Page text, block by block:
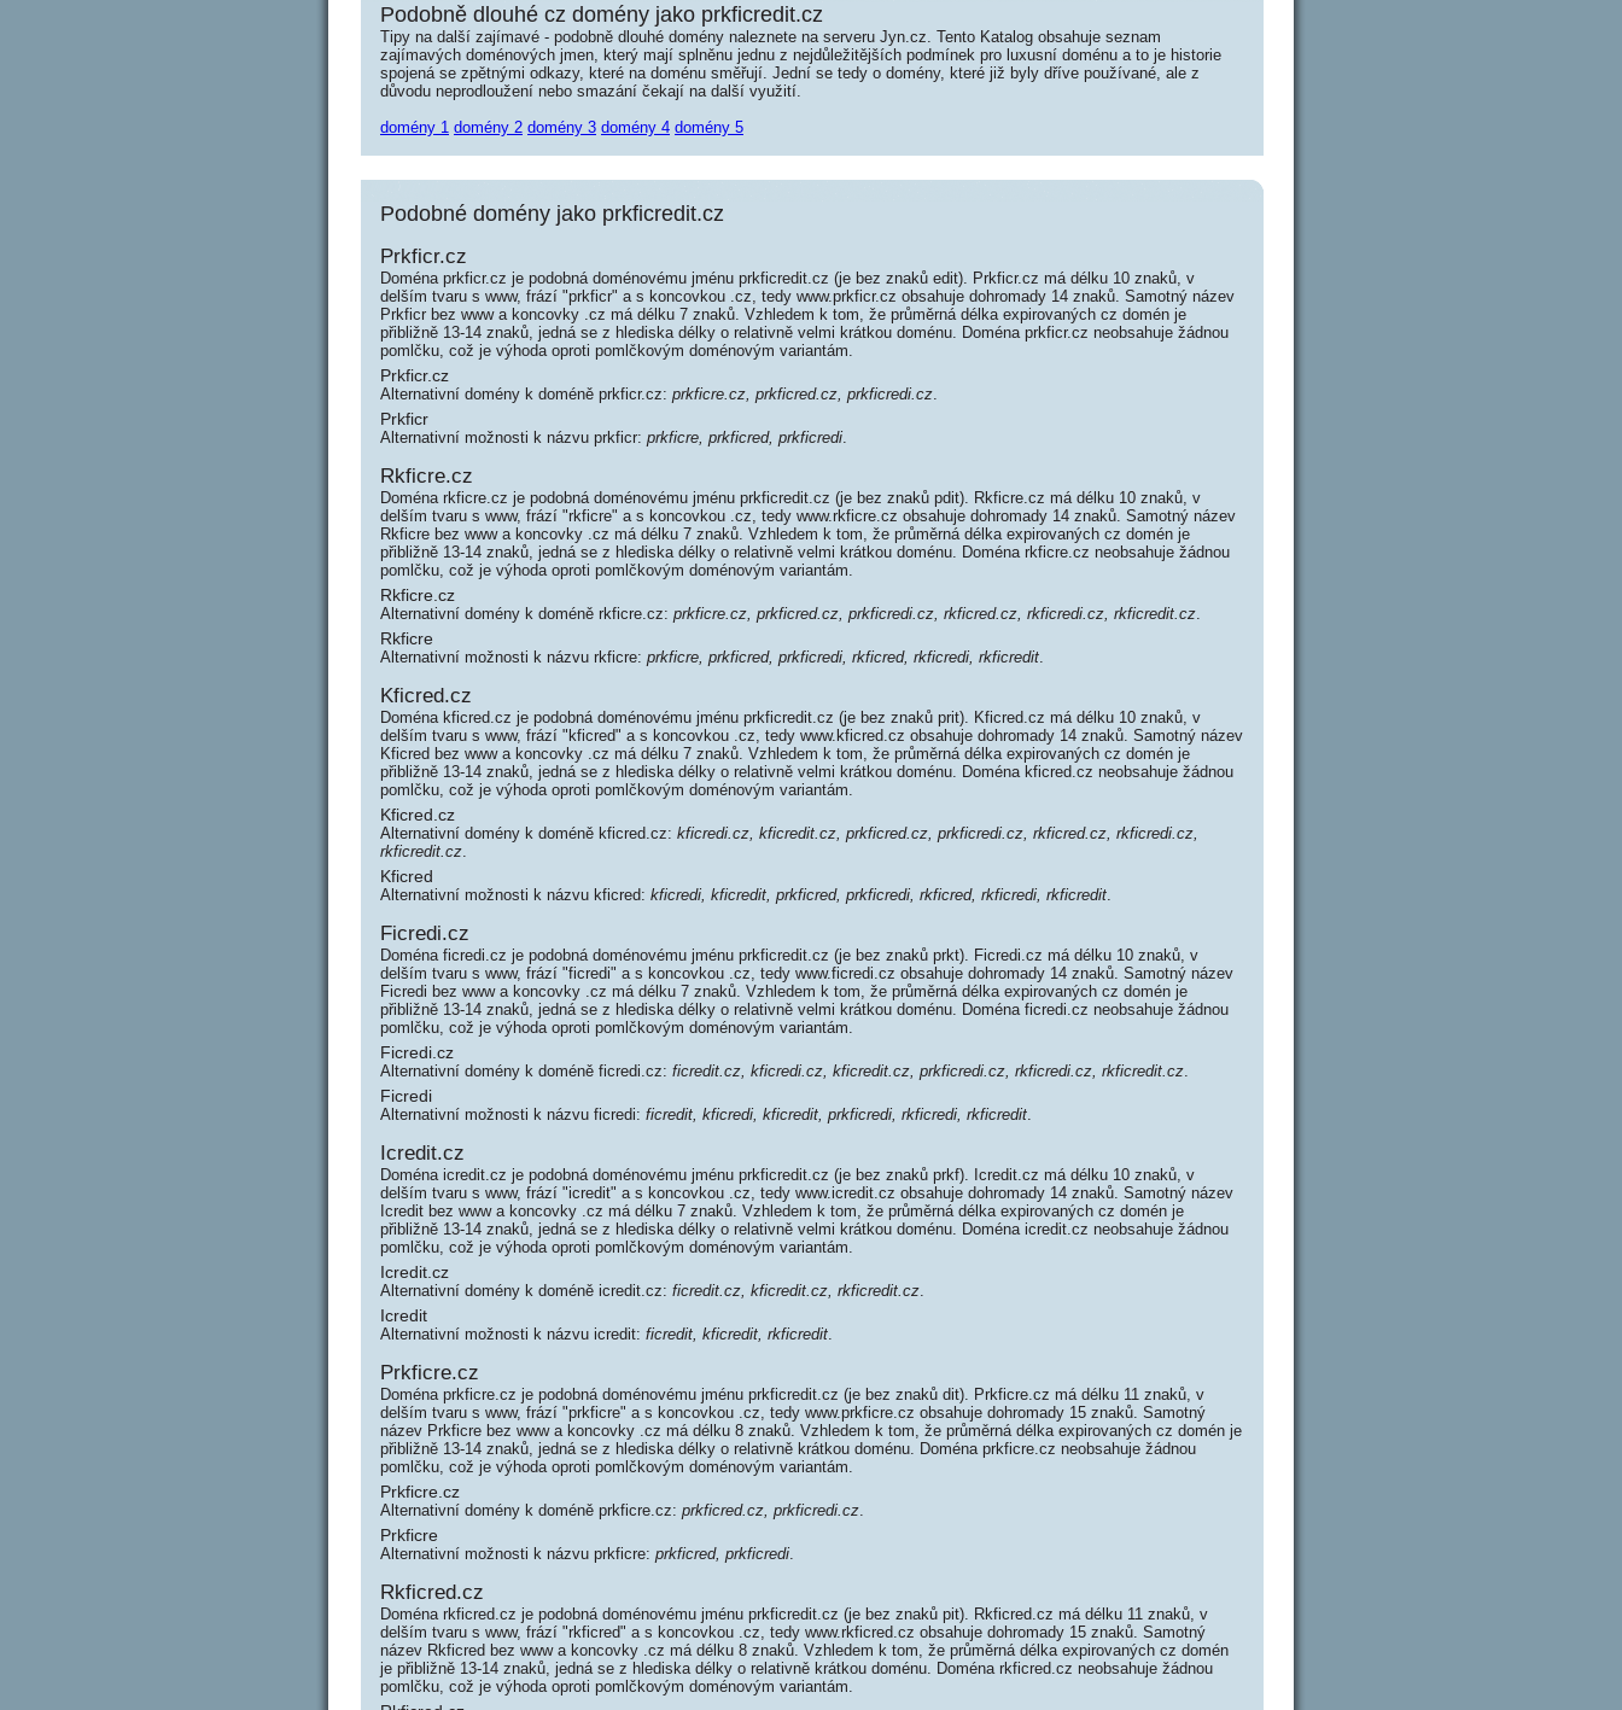
Podobně dlouhé cz domény jako prkficredit.cz
Tipy na další zajímavé - podobně dlouhé domény naleznete na serveru Jyn.cz. Tento Katalog obsahuje seznam
zajímavých doménových jmen, který mají splněnu jednu z nejdůležitějších podmínek pro luxusní doménu a to je historie
spojená se zpětnými odkazy, které na doménu směřují. Jední se tedy o domény, které již byly dříve používané, ale z
důvodu neprodloužení nebo smazání čekají na další využití.
domény 1 domény 2 domény 3 domény 4 domény 5
Podobné domény jako prkficredit.cz
Prkficr.cz
Doména prkficr.cz je podobná doménovému jménu prkficredit.cz (je bez znaků edit). Prkficr.cz má délku 10 znaků, v
delším tvaru s www, frází "prkficr" a s koncovkou .cz, tedy www.prkficr.cz obsahuje dohromady 14 znaků. Samotný název
Prkficr bez www a koncovky .cz má délku 7 znaků. Vzhledem k tom, že průměrná délka expirovaných cz domén je
přibližně 13-14 znaků, jedná se z hlediska délky o relativně velmi krátkou doménu. Doména prkficr.cz neobsahuje žádnou
pomlčku, což je výhoda oproti pomlčkovým doménovým variantám.
Prkficr.cz
Alternativní domény k doméně prkficr.cz: prkficre.cz, prkficred.cz, prkficredi.cz.
Prkficr
Alternativní možnosti k názvu prkficr: prkficre, prkficred, prkficredi.
Rkficre.cz
Doména rkficre.cz je podobná doménovému jménu prkficredit.cz (je bez znaků pdit). Rkficre.cz má délku 10 znaků, v
delším tvaru s www, frází "rkficre" a s koncovkou .cz, tedy www.rkficre.cz obsahuje dohromady 14 znaků. Samotný název
Rkficre bez www a koncovky .cz má délku 7 znaků. Vzhledem k tom, že průměrná délka expirovaných cz domén je
přibližně 13-14 znaků, jedná se z hlediska délky o relativně velmi krátkou doménu. Doména rkficre.cz neobsahuje žádnou
pomlčku, což je výhoda oproti pomlčkovým doménovým variantám.
Rkficre.cz
Alternativní domény k doméně rkficre.cz: prkficre.cz, prkficred.cz, prkficredi.cz, rkficred.cz, rkficredi.cz, rkficredit.cz.
Rkficre
Alternativní možnosti k názvu rkficre: prkficre, prkficred, prkficredi, rkficred, rkficredi, rkficredit.
Kficred.cz
Doména kficred.cz je podobná doménovému jménu prkficredit.cz (je bez znaků prit). Kficred.cz má délku 10 znaků, v
delším tvaru s www, frází "kficred" a s koncovkou .cz, tedy www.kficred.cz obsahuje dohromady 14 znaků. Samotný název
Kficred bez www a koncovky .cz má délku 7 znaků. Vzhledem k tom, že průměrná délka expirovaných cz domén je
přibližně 13-14 znaků, jedná se z hlediska délky o relativně velmi krátkou doménu. Doména kficred.cz neobsahuje žádnou
pomlčku, což je výhoda oproti pomlčkovým doménovým variantám.
Kficred.cz
Alternativní domény k doméně kficred.cz: kficredi.cz, kficredit.cz, prkficred.cz, prkficredi.cz, rkficred.cz, rkficredi.cz,
rkficredit.cz.
Kficred
Alternativní možnosti k názvu kficred: kficredi, kficredit, prkficred, prkficredi, rkficred, rkficredi, rkficredit.
Ficredi.cz
Doména ficredi.cz je podobná doménovému jménu prkficredit.cz (je bez znaků prkt). Ficredi.cz má délku 10 znaků, v
delším tvaru s www, frází "ficredi" a s koncovkou .cz, tedy www.ficredi.cz obsahuje dohromady 14 znaků. Samotný název
Ficredi bez www a koncovky .cz má délku 7 znaků. Vzhledem k tom, že průměrná délka expirovaných cz domén je
přibližně 13-14 znaků, jedná se z hlediska délky o relativně velmi krátkou doménu. Doména ficredi.cz neobsahuje žádnou
pomlčku, což je výhoda oproti pomlčkovým doménovým variantám.
Ficredi.cz
Alternativní domény k doméně ficredi.cz: ficredit.cz, kficredi.cz, kficredit.cz, prkficredi.cz, rkficredi.cz, rkficredit.cz.
Ficredi
Alternativní možnosti k názvu ficredi: ficredit, kficredi, kficredit, prkficredi, rkficredi, rkficredit.
Icredit.cz
Doména icredit.cz je podobná doménovému jménu prkficredit.cz (je bez znaků prkf). Icredit.cz má délku 10 znaků, v
delším tvaru s www, frází "icredit" a s koncovkou .cz, tedy www.icredit.cz obsahuje dohromady 14 znaků. Samotný název
Icredit bez www a koncovky .cz má délku 7 znaků. Vzhledem k tom, že průměrná délka expirovaných cz domén je
přibližně 13-14 znaků, jedná se z hlediska délky o relativně velmi krátkou doménu. Doména icredit.cz neobsahuje žádnou
pomlčku, což je výhoda oproti pomlčkovým doménovým variantám.
Icredit.cz
Alternativní domény k doméně icredit.cz: ficredit.cz, kficredit.cz, rkficredit.cz.
Icredit
Alternativní možnosti k názvu icredit: ficredit, kficredit, rkficredit.
Prkficre.cz
Doména prkficre.cz je podobná doménovému jménu prkficredit.cz (je bez znaků dit). Prkficre.cz má délku 11 znaků, v
delším tvaru s www, frází "prkficre" a s koncovkou .cz, tedy www.prkficre.cz obsahuje dohromady 15 znaků. Samotný
název Prkficre bez www a koncovky .cz má délku 8 znaků. Vzhledem k tom, že průměrná délka expirovaných cz domén je
přibližně 13-14 znaků, jedná se z hlediska délky o relativně krátkou doménu. Doména prkficre.cz neobsahuje žádnou
pomlčku, což je výhoda oproti pomlčkovým doménovým variantám.
Prkficre.cz
Alternativní domény k doméně prkficre.cz: prkficred.cz, prkficredi.cz.
Prkficre
Alternativní možnosti k názvu prkficre: prkficred, prkficredi.
Rkficred.cz
Doména rkficred.cz je podobná doménovému jménu prkficredit.cz (je bez znaků pit). Rkficred.cz má délku 11 znaků, v
delším tvaru s www, frází "rkficred" a s koncovkou .cz, tedy www.rkficred.cz obsahuje dohromady 15 znaků. Samotný
název Rkficred bez www a koncovky .cz má délku 8 znaků. Vzhledem k tom, že průměrná délka expirovaných cz domén
je přibližně 13-14 znaků, jedná se z hlediska délky o relativně krátkou doménu. Doména rkficred.cz neobsahuje žádnou
pomlčku, což je výhoda oproti pomlčkovým doménovým variantám.